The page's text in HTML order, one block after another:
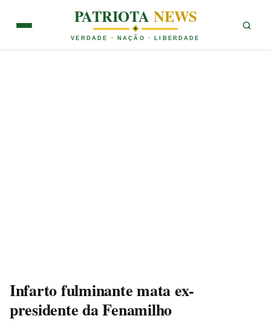
PATRIOTANEWS
VERDADE · NAÇÃO · LIBERDADE
Infarto fulminante mata ex-
presidente da Fenamilho